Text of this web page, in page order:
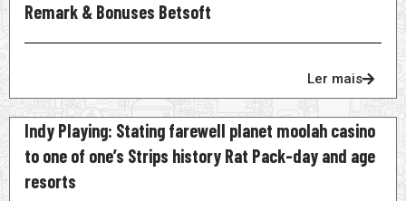
Remark & Bonuses Betsoft
Ler mais
Indy Playing: Stating farewell planet moolah casino
to one of one’s Strips history Rat Pack-day and age
resorts